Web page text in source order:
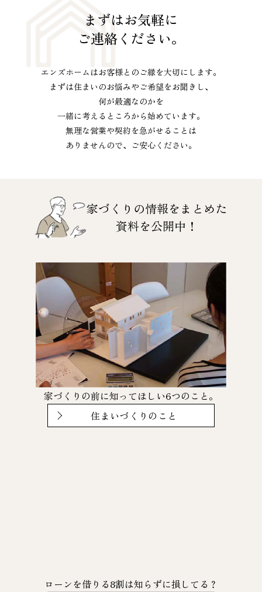
まずはお気軽に
ご連絡ください。
エンズホームはお客様とのご縁を大切にします。
まずは住まいのお悩みやご希望をお聞きし、
何が最適なのかを
一緒に考えるところから始めています。
無理な営業や契約を急がせることは
ありませんので、ご安心ください。
家づくりの情報をまとめた
資料を公開中！
家づくりの前に知ってほしい6つのこと。
住まいづくりのこと
ローンを借りる8割は知らずに損してる？